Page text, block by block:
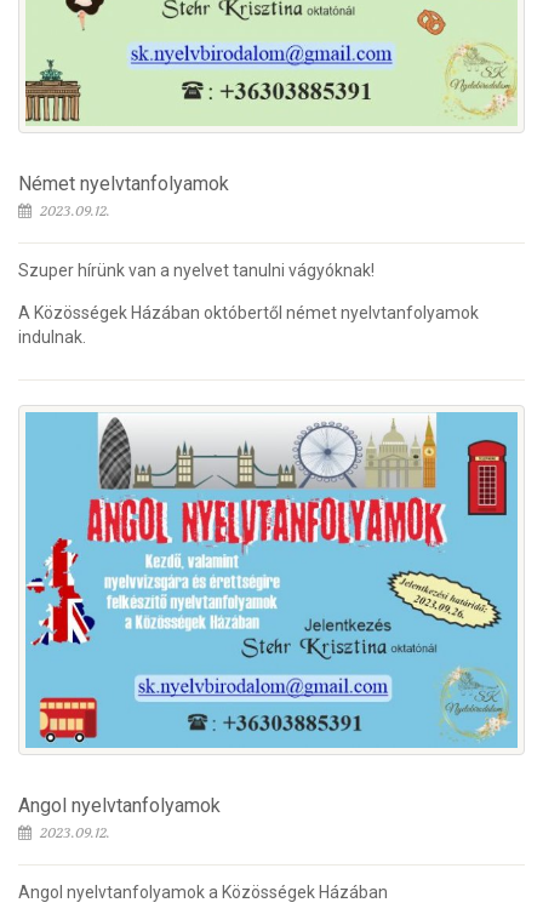
Német nyelvtanfolyamok
2023.09.12.
Szuper hírünk van a nyelvet tanulni vágyóknak!
A Közösségek Házában októbertől német nyelvtanfolyamok
indulnak.
Angol nyelvtanfolyamok
2023.09.12.
Angol nyelvtanfolyamok a Közösségek Házában